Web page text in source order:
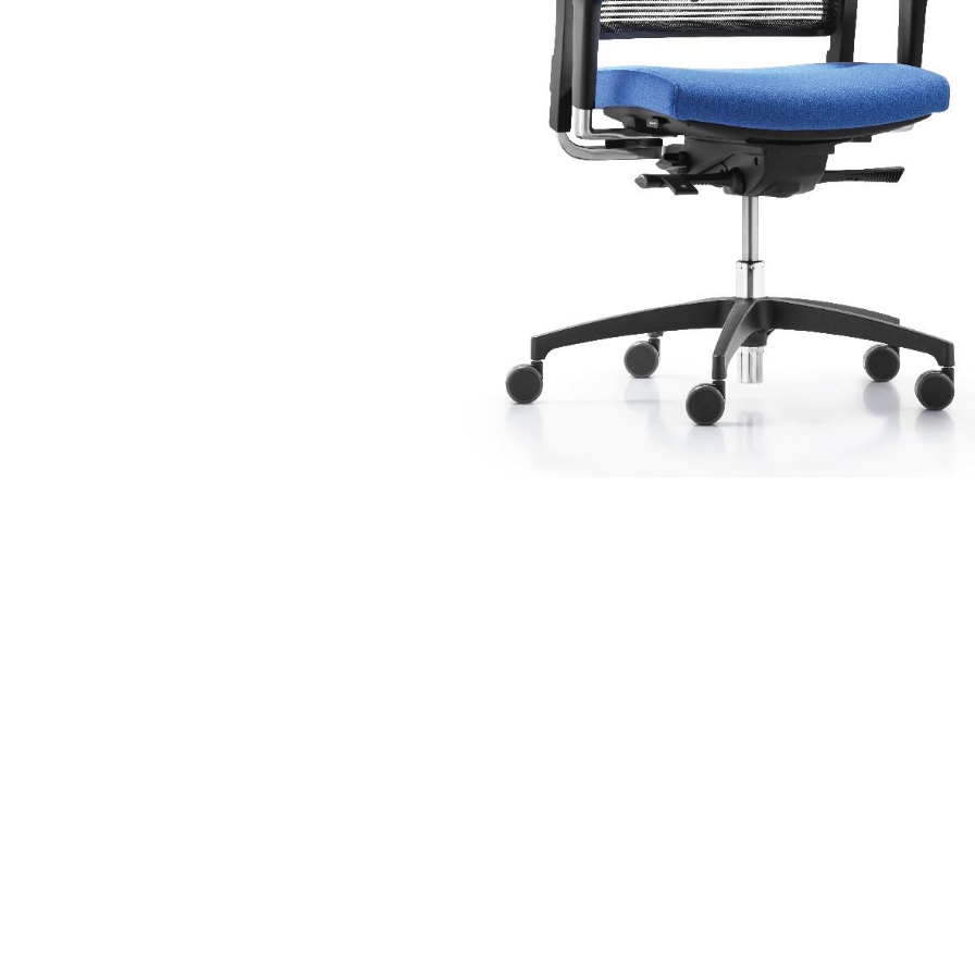
Công nghệ tiến tiến mang lại sự tiện nghi, thoải mái và thiết kế độc đáo sẽ khiến chiếc ghế thu hút mọi ánh nhìn ở